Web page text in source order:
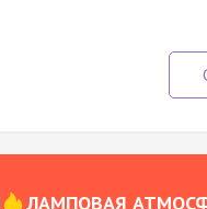
ЛАМПОВАЯ